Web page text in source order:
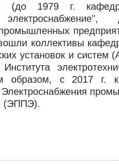
1979 г.
коллективы
установок и
с 2017 г.
(ЭППЭ).